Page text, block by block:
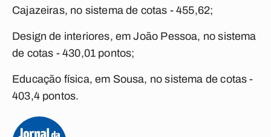
Cajazeiras, no sistema de cotas - 455,62;
Design de interiores, em João Pessoa, no sistema
de cotas - 430,01 pontos;
Educação física, em Sousa, no sistema de cotas -
403,4 pontos.